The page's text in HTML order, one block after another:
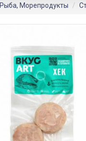
Рыба, Морепродукты